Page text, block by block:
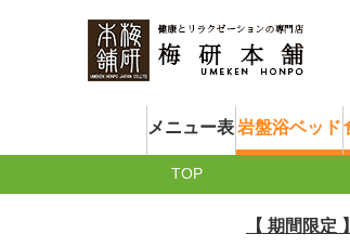
メニュー表岩盤浴ベッド
TOP
【 期間限定 】自宅